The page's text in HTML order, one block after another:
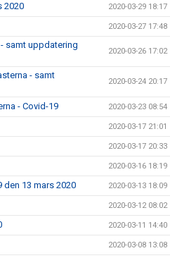
2020 2020-03-29 18:17
2020-03-27 17:48
samt uppdatering
2020-03-26 17:02
- samt
2020-03-24 20:17
- Covid-19 2020-03-23 08:54
2020-03-17 21:01
2020-03-17 20:33
2020-03-16 18:19
13 mars 2020 2020-03-13 18:09
2020-03-12 08:02
2020-03-11 14:40
2020-03-08 13:08